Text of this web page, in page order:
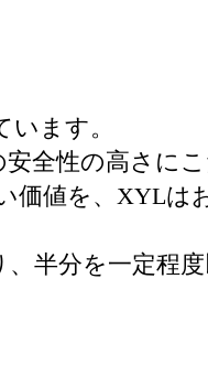
ます。
全性の高さに
値を、XYLは
半分を一定程